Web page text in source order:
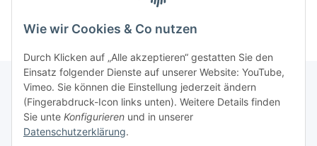
Informationen
Wie wir Cookies & Co nutzen
Durch Klicken auf „Alle akzeptieren“ gestatten Sie den
Einsatz folgender Dienste auf unserer Website: YouTube,
Vimeo. Sie können die Einstellung jederzeit ändern
(Fingerabdruck-Icon links unten). Weitere Details finden
Sie unte Konfigurieren und in unserer
Datenschutzerklärung.